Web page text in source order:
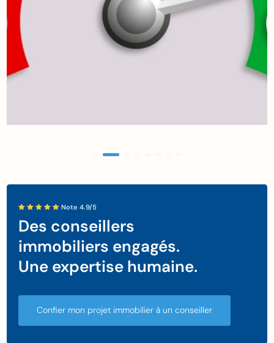
Note 4.9/5
Des conseillers
immobiliers engagés.
Une expertise humaine.
Confier mon projet immobilier à un conseiller